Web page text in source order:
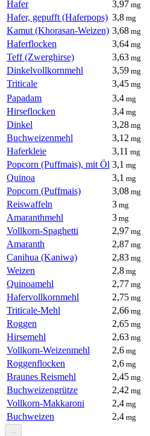
Hafer 3,97 mg
Hafer, gepufft (Haferpops) 3,8 mg
Kamut (Khorasan-Weizen) 3,68 mg
Haferflocken 3,64 mg
Teff (Zwerghirse) 3,63 mg
Dinkelvollkornmehl 3,59 mg
Triticale 3,45 mg
Papadam 3,4 mg
Hirseflocken 3,4 mg
Dinkel 3,28 mg
Buchweizenmehl 3,12 mg
Haferkleie 3,11 mg
Popcorn (Puffmais), mit Öl 3,1 mg
Quinoa 3,1 mg
Popcorn (Puffmais) 3,08 mg
Reiswaffeln 3 mg
Amaranthmehl 3 mg
Vollkorn-Spaghetti 2,97 mg
Amaranth 2,87 mg
Canihua (Kaniwa) 2,83 mg
Weizen 2,8 mg
Quinoamehl 2,77 mg
Hafervollkornmehl 2,75 mg
Triticale-Mehl 2,66 mg
Roggen 2,65 mg
Hirsemehl 2,63 mg
Vollkorn-Weizenmehl 2,6 mg
Roggenflocken 2,6 mg
Braunes Reismehl 2,45 mg
Buchweizengrütze 2,42 mg
Vollkorn-Makkaroni 2,4 mg
Buchweizen 2,4 mg